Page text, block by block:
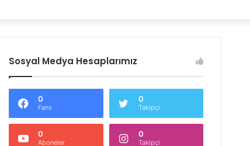
Sosyal Medya Hesaplarımız
0
Fans
0
Takipçi
0
Aboneler
0
Takipçi